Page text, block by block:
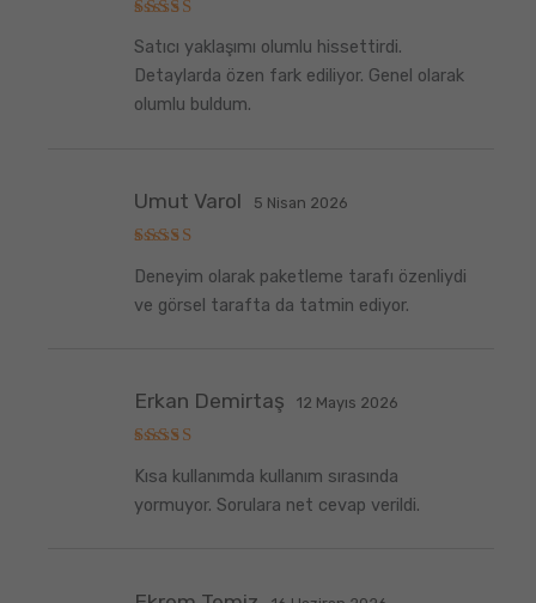
üzerinden
5
oy aldı
Satıcı yaklaşımı olumlu hissettirdi.
Detaylarda özen fark ediliyor. Genel olarak
olumlu buldum.
üzerinden
oy aldı
Umut Varol 5 Nisan 2026
Deneyim olarak paketleme tarafı özenliydi
ve görsel tarafta da tatmin ediyor.
üzerinden
oy aldı
Erkan Demirtaş 12 Mayıs 2026
Kısa kullanımda kullanım sırasında
yormuyor. Sorulara net cevap verildi.